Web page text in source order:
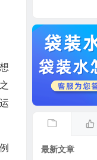
最新文章